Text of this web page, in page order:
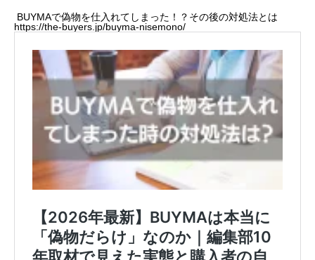
BUYMAで偽物を仕入れてしまった！？その後の対処法とは
https://the-buyers.jp/buyma-nisemono/